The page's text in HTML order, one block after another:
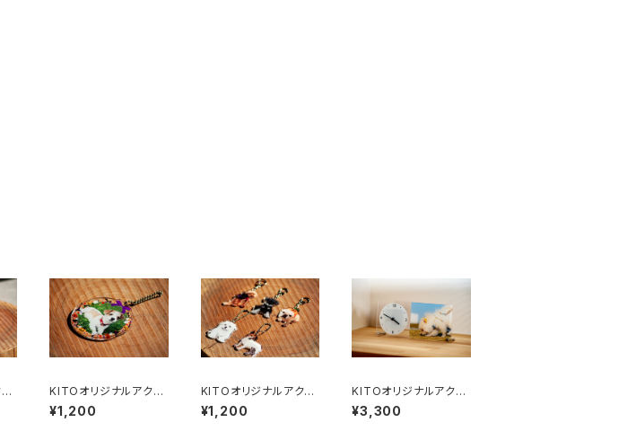
KITOオリジナルアクリ
ルグッズ 【①丸型キー
ホルダー】
¥1,200
KITOオリジナルアクリ
ルグッズ 【②切り抜き
キーホルダー】
¥1,200
KITOオリジナルアクリ
ルグッズ 【⑥アクリル
置き時計】
¥3,300